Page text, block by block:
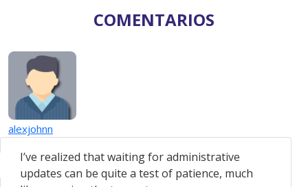
COMENTARIOS
alexjohnn
I’ve realized that waiting for administrative
updates can be quite a test of patience, much